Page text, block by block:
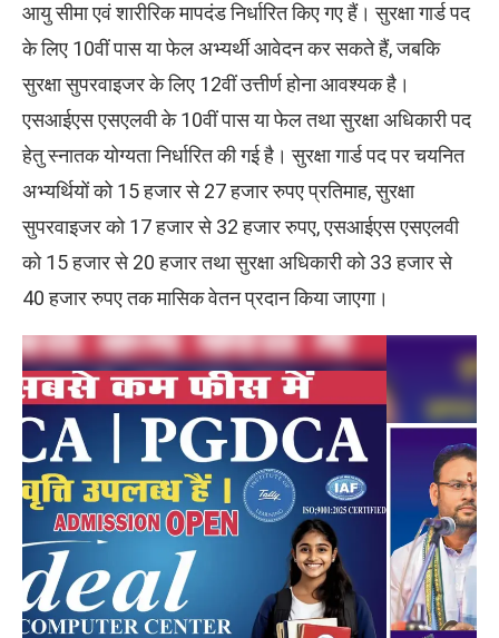
आयु सीमा एवं शारीरिक मापदंड निर्धारित किए गए हैं। सुरक्षा गार्ड पद
के लिए 10वीं पास या फेल अभ्यर्थी आवेदन कर सकते हैं, जबकि
सुरक्षा सुपरवाइजर के लिए 12वीं उत्तीर्ण होना आवश्यक है।
एसआईएस एसएलवी के 10वीं पास या फेल तथा सुरक्षा अधिकारी पद
हेतु स्नातक योग्यता निर्धारित की गई है। सुरक्षा गार्ड पद पर चयनित
अभ्यर्थियों को 15 हजार से 27 हजार रुपए प्रतिमाह, सुरक्षा
सुपरवाइजर को 17 हजार से 32 हजार रुपए, एसआईएस एसएलवी
को 15 हजार से 20 हजार तथा सुरक्षा अधिकारी को 33 हजार से
40 हजार रुपए तक मासिक वेतन प्रदान किया जाएगा।